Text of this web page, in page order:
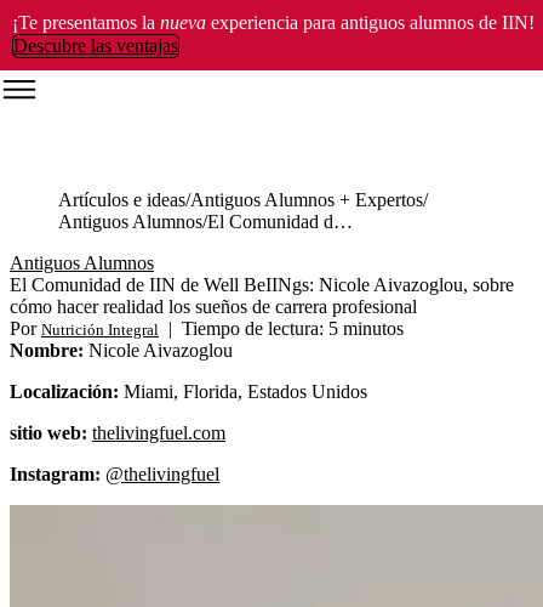
¡Te presentamos la nueva experiencia para antiguos alumnos de IIN!
Descubre las ventajas
Artículos e ideas Antiguos Alumnos + Expertos
Antiguos Alumnos
El Comunidad de IIN de Well BeIINgs: Nicole Aivazoglou, sobre cómo hacer realidad los sueños de carrera profesional
Antiguos Alumnos
El Comunidad de IIN de Well BeIINgs: Nicole Aivazoglou, sobre
cómo hacer realidad los sueños de carrera profesional
Por Nutrición Integral | Tiempo de lectura: 5 minutos
Nombre: Nicole Aivazoglou
Localización: Miami, Florida, Estados Unidos
sitio web: thelivingfuel.com
Instagram: @thelivingfuel